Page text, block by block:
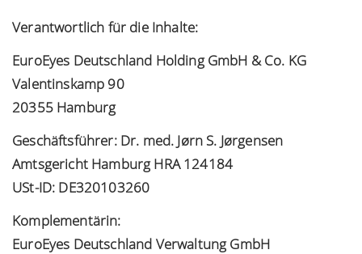
Verantwortlich für die Inhalte:
EuroEyes Deutschland Holding GmbH & Co. KG
Valentinskamp 90
20355 Hamburg
Geschäftsführer: Dr. med. Jørn S. Jørgensen
Amtsgericht Hamburg HRA 124184
USt-ID: DE320103260
Komplementärin:
EuroEyes Deutschland Verwaltung GmbH